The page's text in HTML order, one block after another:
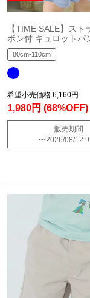
【TIME SALE】スト
ボン付 キュロットパ
80cm-110cm
希望小売価格 6,160円
1,980円 (68%OFF)
販売期間
〜2026/08/12